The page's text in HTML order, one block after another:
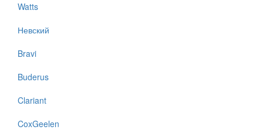
Watts
Невский
Bravi
Buderus
Clariant
CoxGeelen